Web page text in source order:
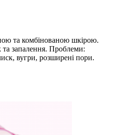
та комбінованою шкірою.
запалення. Проблеми:
вугри, розширені пори.